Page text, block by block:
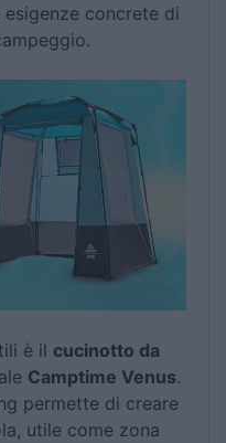
concrete di
è il cucinotto da
Camptime Venus.
permette di creare
utile come zona